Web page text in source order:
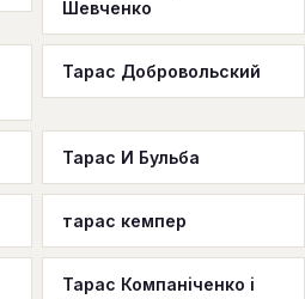
Шевченко
Тарас Добровольский
Тарас И Бульба
тарас кемпер
Тарас Компанiченко i